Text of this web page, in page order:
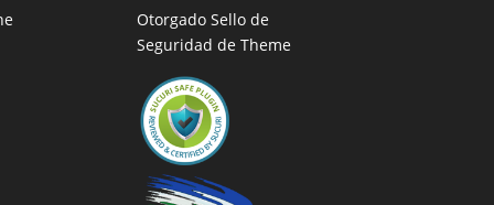
Otorgado Sello de
Seguridad de Theme